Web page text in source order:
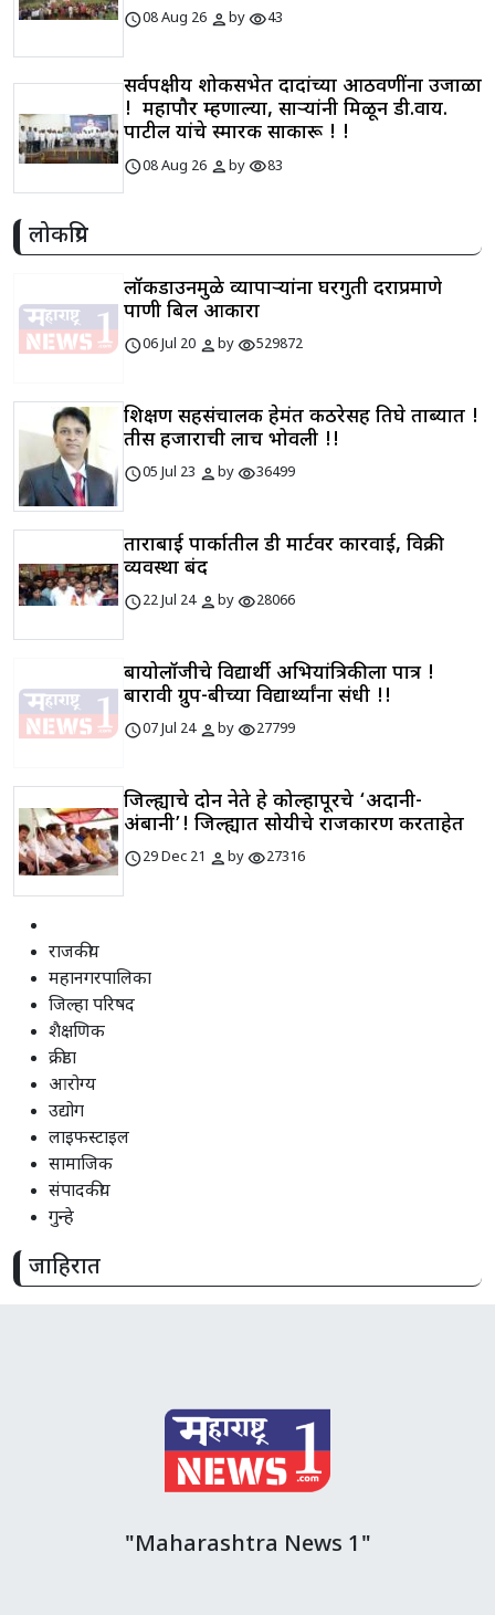
schedule08 Aug 26 personbyvisibility43
सर्वपक्षीय शोकसभेत दादांच्या आठवणींना उजाळा
! महापौर म्हणाल्या, साऱ्यांनी मिळून डी.वाय.
पाटील यांचे स्मारक साकारू ! !
schedule08 Aug 26 personbyvisibility83
लोकप्रिय
लॉकडाउनमुळे व्यापाऱ्यांना घरगुती दराप्रमाणे
पाणी बिल आकारा
schedule06 Jul 20 personbyvisibility529872
शिक्षण सहसंचालक हेमंत कठरेसह तिघे ताब्यात !
तीस हजाराची लाच भोवली !!
schedule05 Jul 23 personbyvisibility36499
ताराबाई पार्कातील डी मार्टवर कारवाई, विक्री
व्यवस्था बंद
schedule22 Jul 24 personbyvisibility28066
बायोलॉजीचे विद्यार्थी अभियांत्रिकीला पात्र !
बारावी ग्रुप-बीच्या विद्यार्थ्यांना संधी !!
schedule07 Jul 24 personbyvisibility27799
जिल्ह्याचे दोन नेते हे कोल्हापूरचे ‘अदानी-
अंबानी’! जिल्ह्यात सोयीचे राजकारण करताहेत
schedule29 Dec 21 personbyvisibility27316
राजकीय
महानगरपालिका
जिल्हा परिषद
शैक्षणिक
क्रीडा
आरोग्य
उद्योग
लाइफस्टाइल
सामाजिक
संपादकीय
गुन्हे
जाहिरात
"Maharashtra News 1"